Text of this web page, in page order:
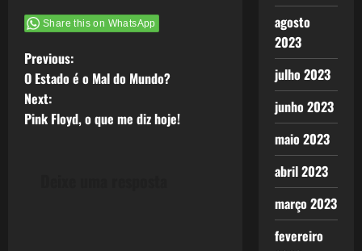
Share this on WhatsApp
P
o
s
Previous:
O Estado é o Mal do Mundo?
Next:
Pink Floyd, o que me diz hoje!
agosto
2023
julho 2023
junho 2023
maio 2023
abril 2023
março 2023
fevereiro